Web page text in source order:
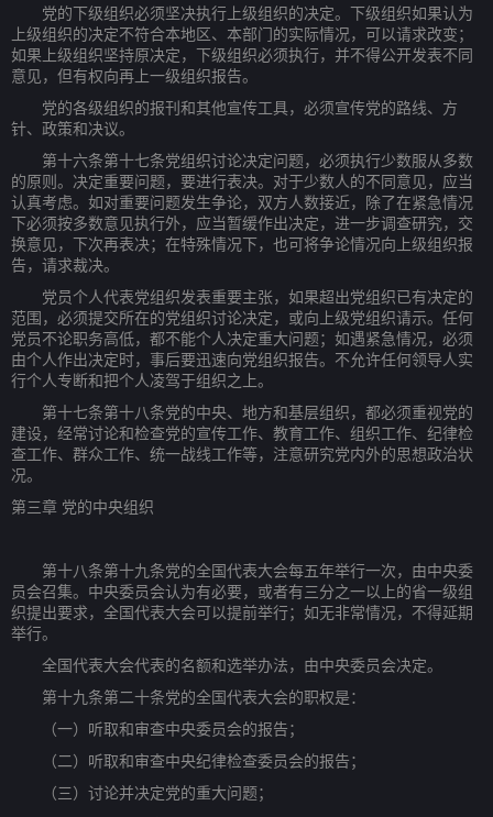
党的下级组织必须坚决执行上级组织的决定。下级组织如果认为
上级组织的决定不符合本地区、本部门的实际情况，可以请求改变；
如果上级组织坚持原决定，下级组织必须执行，并不得公开发表不同
意见，但有权向再上一级组织报告。
党的各级组织的报刊和其他宣传工具，必须宣传党的路线、方
针、政策和决议。
第十六条第十七条党组织讨论决定问题，必须执行少数服从多数
的原则。决定重要问题，要进行表决。对于少数人的不同意见，应当
认真考虑。如对重要问题发生争论，双方人数接近，除了在紧急情况
下必须按多数意见执行外，应当暂缓作出决定，进一步调查研究，交
换意见，下次再表决；在特殊情况下，也可将争论情况向上级组织报
告，请求裁决。
党员个人代表党组织发表重要主张，如果超出党组织已有决定的
范围，必须提交所在的党组织讨论决定，或向上级党组织请示。任何
党员不论职务高低，都不能个人决定重大问题；如遇紧急情况，必须
由个人作出决定时，事后要迅速向党组织报告。不允许任何领导人实
行个人专断和把个人凌驾于组织之上。
第十七条第十八条党的中央、地方和基层组织，都必须重视党的
建设，经常讨论和检查党的宣传工作、教育工作、组织工作、纪律检
查工作、群众工作、统一战线工作等，注意研究党内外的思想政治状
况。
第三章 党的中央组织
第十八条第十九条党的全国代表大会每五年举行一次，由中央委
员会召集。中央委员会认为有必要，或者有三分之一以上的省一级组
织提出要求，全国代表大会可以提前举行；如无非常情况，不得延期
举行。
全国代表大会代表的名额和选举办法，由中央委员会决定。
第十九条第二十条党的全国代表大会的职权是：
（一）听取和审查中央委员会的报告；
（二）听取和审查中央纪律检查委员会的报告；
（三）讨论并决定党的重大问题；